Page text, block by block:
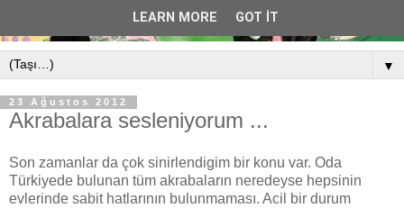
▼
23 Ağustos 2012
Akrabalara sesleniyorum ...
Son zamanlar da çok sinirlendigim bir konu var. Oda
Türkiyede bulunan tüm akrabaların neredeyse hepsinin
evlerinde sabit hatlarının bulunmaması. Acil bir durum
LEARN MORE GOT IT